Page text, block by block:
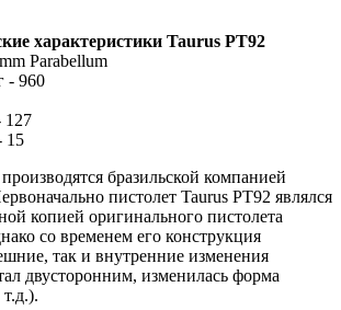
характеристики Taurus PT92
Parabellum
- 960
127
15
бразильской компанией
пистолет Taurus PT92 являлся
копией оригинального пистолета
со временем его конструкция
так и внутренние изменения
двусторонним, изменилась форма